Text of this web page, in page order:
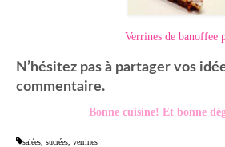
Verrines de banoffee
N’hésitez pas à partager vos
commentaire.
Bonne cuisine! Et bonne
salées sucrées verrines